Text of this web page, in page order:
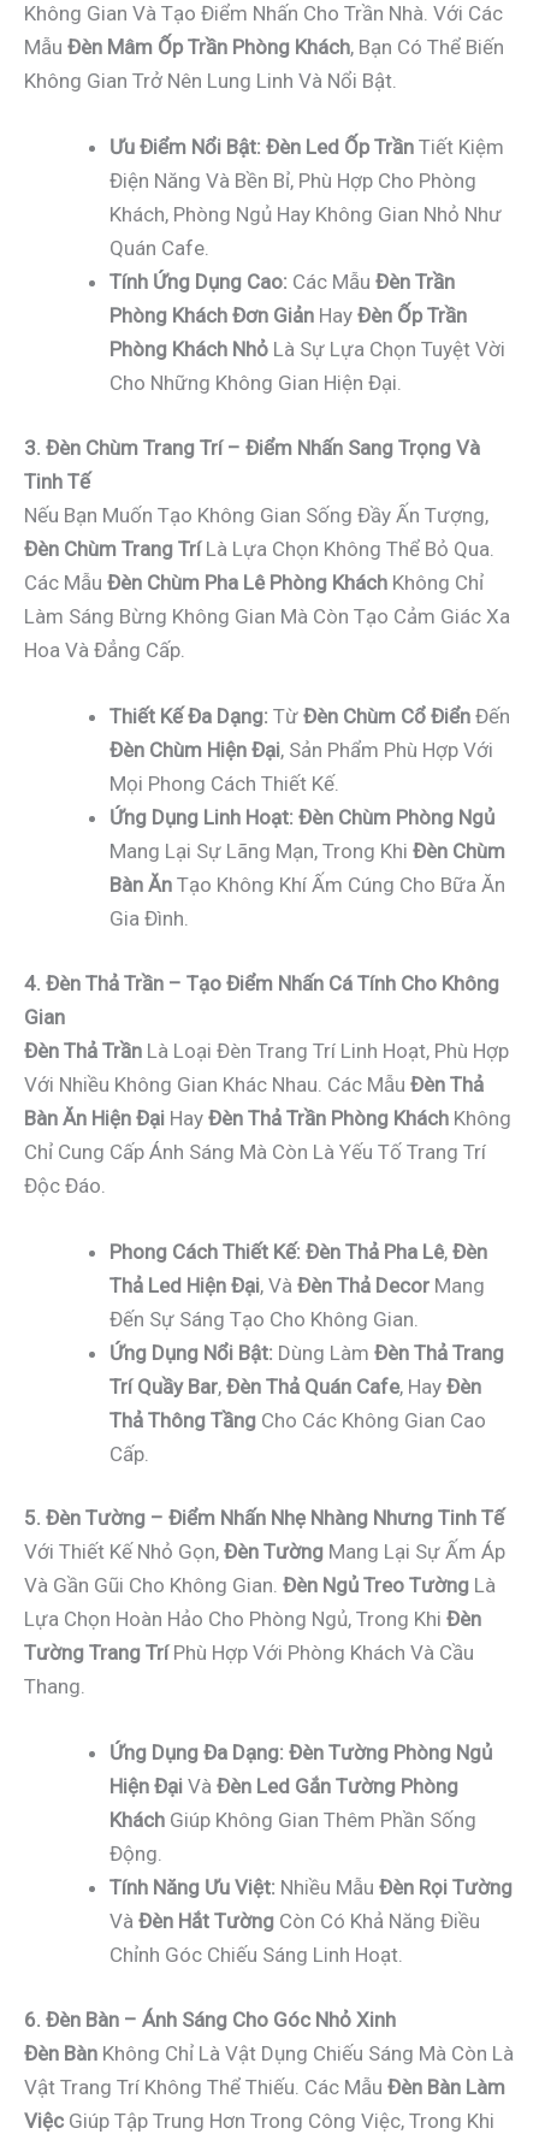
Không Gian Và Tạo Điểm Nhấn Cho Trần Nhà. Với Các
Mẫu Đèn Mâm Ốp Trần Phòng Khách, Bạn Có Thể Biến
Không Gian Trở Nên Lung Linh Và Nổi Bật.
Ưu Điểm Nổi Bật: Đèn Led Ốp Trần Tiết Kiệm
Điện Năng Và Bền Bỉ, Phù Hợp Cho Phòng
Khách, Phòng Ngủ Hay Không Gian Nhỏ Như
Quán Cafe.
Tính Ứng Dụng Cao: Các Mẫu Đèn Trần
Phòng Khách Đơn Giản Hay Đèn Ốp Trần
Phòng Khách Nhỏ Là Sự Lựa Chọn Tuyệt Vời
Cho Những Không Gian Hiện Đại.
3. Đèn Chùm Trang Trí – Điểm Nhấn Sang Trọng Và
Tinh Tế
Nếu Bạn Muốn Tạo Không Gian Sống Đầy Ấn Tượng,
Đèn Chùm Trang TríLà Lựa Chọn Không Thể Bỏ Qua.
Các Mẫu Đèn Chùm Pha Lê Phòng Khách Không Chỉ
Làm Sáng Bừng Không Gian Mà Còn Tạo Cảm Giác Xa
Hoa Và Đẳng Cấp.
Thiết Kế Đa Dạng: Từ Đèn Chùm Cổ Điển Đến
Đèn Chùm Hiện Đại, Sản Phẩm Phù Hợp Với
Mọi Phong Cách Thiết Kế.
Ứng Dụng Linh Hoạt: Đèn Chùm Phòng Ngủ
Mang Lại Sự Lãng Mạn, Trong Khi Đèn Chùm
Bàn Ăn Tạo Không Khí Ấm Cúng Cho Bữa Ăn
Gia Đình.
4. Đèn Thả Trần – Tạo Điểm Nhấn Cá Tính Cho Không
Gian
Đèn Thả Trần Là Loại Đèn Trang Trí Linh Hoạt, Phù Hợp
Với Nhiều Không Gian Khác Nhau. Các Mẫu Đèn Thả
Bàn Ăn Hiện Đại Hay Đèn Thả Trần Phòng Khách Không
Chỉ Cung Cấp Ánh Sáng Mà Còn Là Yếu Tố Trang Trí
Độc Đáo.
Phong Cách Thiết Kế: Đèn Thả Pha Lê, Đèn
Thả Led Hiện Đại, Và Đèn Thả Decor Mang
Đến Sự Sáng Tạo Cho Không Gian.
Ứng Dụng Nổi Bật: Dùng Làm Đèn Thả Trang
Trí Quầy Bar, Đèn Thả Quán Cafe, Hay Đèn
Thả Thông Tầng Cho Các Không Gian Cao
Cấp.
5. Đèn Tường – Điểm Nhấn Nhẹ Nhàng Nhưng Tinh Tế
Với Thiết Kế Nhỏ Gọn, Đèn Tường Mang Lại Sự Ấm Áp
Và Gần Gũi Cho Không Gian. Đèn Ngủ Treo Tường Là
Lựa Chọn Hoàn Hảo Cho Phòng Ngủ, Trong Khi Đèn
Tường Trang TríPhù Hợp Với Phòng Khách Và Cầu
Thang.
Ứng Dụng Đa Dạng: Đèn Tường Phòng Ngủ
Hiện Đại Và Đèn Led Gắn Tường Phòng
Khách Giúp Không Gian Thêm Phần Sống
Động.
Tính Năng Ưu Việt: Nhiều Mẫu Đèn Rọi Tường
Và Đèn Hắt Tường Còn Có Khả Năng Điều
Chỉnh Góc Chiếu Sáng Linh Hoạt.
6. Đèn Bàn – Ánh Sáng Cho Góc Nhỏ Xinh
Đèn Bàn Không Chỉ Là Vật Dụng Chiếu Sáng Mà Còn Là
Vật Trang Trí Không Thể Thiếu. Các Mẫu Đèn Bàn Làm
Việc Giúp Tập Trung Hơn Trong Công Việc, Trong Khi